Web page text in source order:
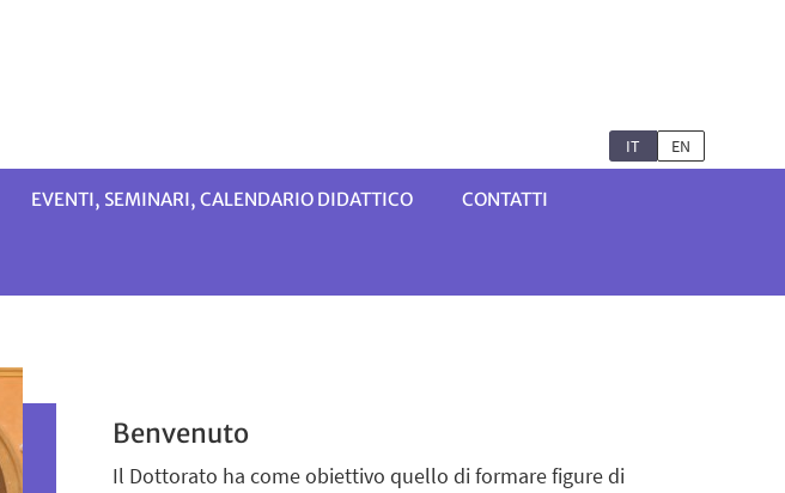
IT EN
EVENTI, SEMINARI, CALENDARIO DIDATTICO CONTATTI
Benvenuto
Il Dottorato ha come obiettivo quello di formare figure di